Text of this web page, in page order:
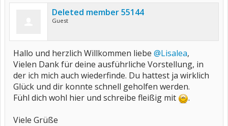
Deleted member 55144
Guest
Hallo und herzlich Willkommen liebe @Lisalea,
Vielen Dank für deine ausführliche Vorstellung, in
der ich mich auch wiederfinde. Du hattest ja wirklich
Glück und dir konnte schnell geholfen werden.
Fühl dich wohl hier und schreibe fleißig mit
.
Viele Grüße